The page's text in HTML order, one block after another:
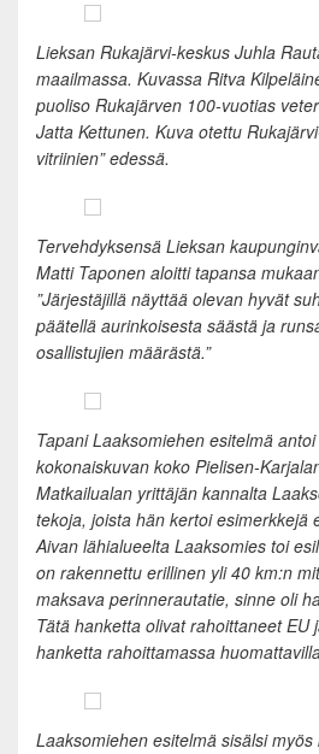
Lieksan Rukajärvi-keskus Juhla
maailmassa. Kuvassa Ritva
puoliso Rukajärven 100-vuotias
Jatta Kettunen. Kuva otettu
vitriinien” edessä.
Tervehdyksensä Lieksan
Matti Taponen aloitti tapansa
”Järjestäjillä näyttää olevan hyvät
päätellä aurinkoisesta säästä ja
osallistujien määrästä.”
Tapani Laaksomiehen esitelmä
kokonaiskuvan koko Pielisen-
Matkailualan yrittäjän kannalta
tekoja, joista hän kertoi esimerkkejä
Aivan lähialueelta Laaksomies toi
on rakennettu erillinen yli 40 km:n
maksava perinnerautatie, sinne oli
Tätä hanketta olivat rahoittaneet EU
hanketta rahoittamassa
Laaksomiehen esitelmä sisälsi